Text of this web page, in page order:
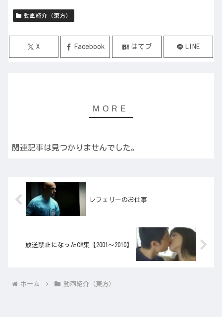
動画紹介（東方）
X Facebook はてブ LINE
関連記事は見つかりませんでした。
レフェリーのお仕事
放送禁止になったCM集【2001～2010】
ホーム 動画紹介（東方）